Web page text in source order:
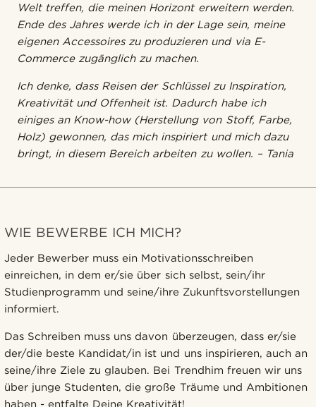
Welt treffen, die meinen Horizont erweitern werden.
Ende des Jahres werde ich in der Lage sein, meine
eigenen Accessoires zu produzieren und via E-
Commerce zugänglich zu machen.
Ich denke, dass Reisen der Schlüssel zu Inspiration,
Kreativität und Offenheit ist. Dadurch habe ich
einiges an Know-how (Herstellung von Stoff, Farbe,
Holz) gewonnen, das mich inspiriert und mich dazu
bringt, in diesem Bereich arbeiten zu wollen. – Tania
WIE BEWERBE ICH MICH?
Jeder Bewerber muss ein Motivationsschreiben
einreichen, in dem er/sie über sich selbst, sein/ihr
Studienprogramm und seine/ihre Zukunftsvorstellungen
informiert.
Das Schreiben muss uns davon überzeugen, dass er/sie
der/die beste Kandidat/in ist und uns inspirieren, auch an
seine/ihre Ziele zu glauben. Bei Trendhim freuen wir uns
über junge Studenten, die große Träume und Ambitionen
haben - entfalte Deine Kreativität!